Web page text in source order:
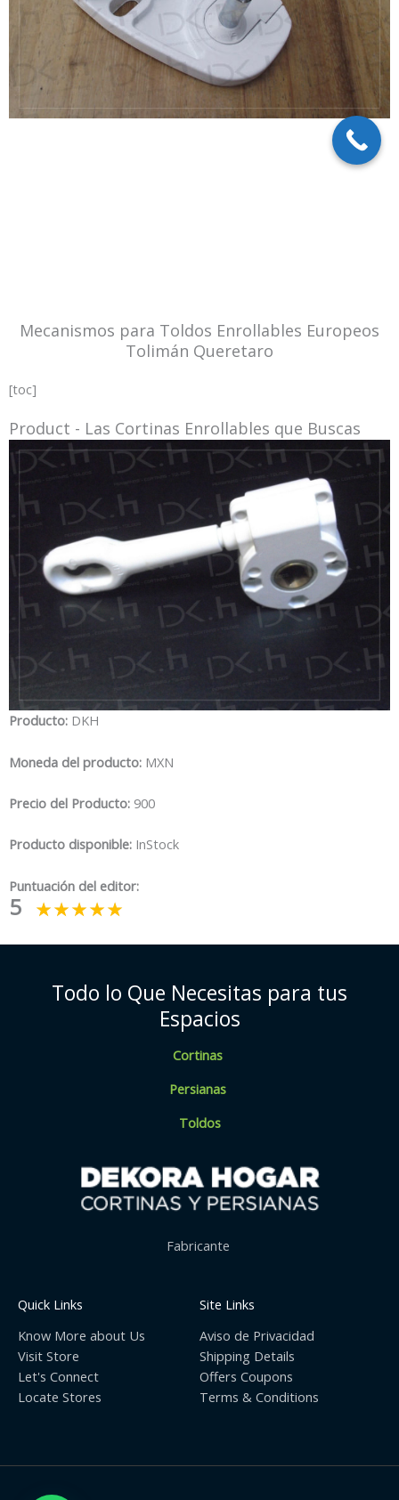
Mecanismos para Toldos Enrollables Europeos
Tolimán Queretaro
[toc]
Product - Las Cortinas Enrollables que Buscas
Producto: DKH
Moneda del producto: MXN
Precio del Producto: 900
Producto disponible: InStock
Puntuación del editor:
5
Todo lo Que Necesitas para tus
Espacios
Cortinas
Persianas
Toldos
Fabricante
Quick Links
Know More about Us
Visit Store
Let's Connect
Locate Stores
Site Links
Aviso de Privacidad
Shipping Details
Offers Coupons
Terms & Conditions